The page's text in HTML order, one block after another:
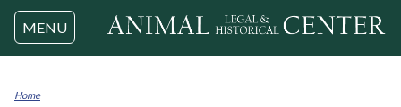
Jump to navigation
MENU
Home